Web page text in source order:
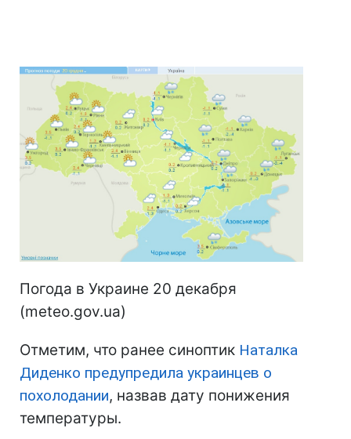
Погода в Украине 20 декабря
(meteo.gov.ua)
Отметим, что ранее синоптик Наталка
Диденко предупредила украинцев о
похолодании, назвав дату понижения
температуры.